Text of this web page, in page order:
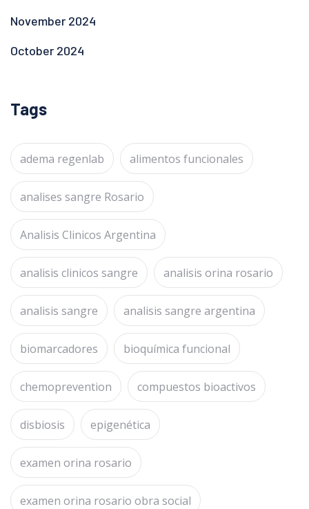
November 2024
October 2024
Tags
adema regenlab alimentos funcionales
analises sangre Rosario
Analisis Clinicos Argentina
analisis clinicos sangre analisis orina rosario
analisis sangre analisis sangre argentina
biomarcadores bioquímica funcional
chemoprevention compuestos bioactivos
disbiosis epigenética
examen orina rosario
examen orina rosario obra social